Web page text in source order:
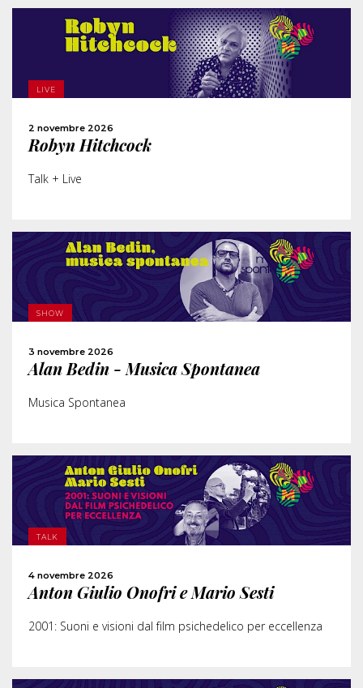
LIVE
2 novembre 2026
Robyn Hitchcock
Talk + Live
SCOPRI DI PIÙ
ACQUISTA
SHOW
3 novembre 2026
Alan Bedin - Musica Spontanea
Musica Spontanea
SCOPRI DI PIÙ
ACQUISTA
CONDIVIDI
TALK
4 novembre 2026
Anton Giulio Onofri e Mario Sesti
2001: Suoni e visioni dal film psichedelico per eccellenza
SCOPRI DI PIÙ
ACQUISTA
CONDIVIDI